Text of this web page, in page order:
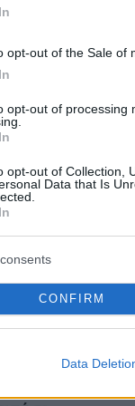
opt-out of the Sale of
opt-out of processing
opt-out of Collection,
Data that Is
CONFIRM
Data
ενισχύοντας το
protothema.gr
στο